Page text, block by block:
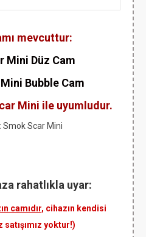
mevcuttur:
Mini Düz Cam
Bubble Cam
Mini ile uyumludur.
Smok Scar Mini
rahatlıkla uyar:
camıdır, cihazın kendisi
yoktur!)